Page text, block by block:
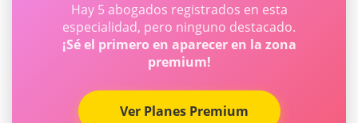
Hay 5 abogados registrados en esta
especialidad, pero ninguno destacado.
¡Sé el primero en aparecer en la zona
premium!
Ver Planes Premium